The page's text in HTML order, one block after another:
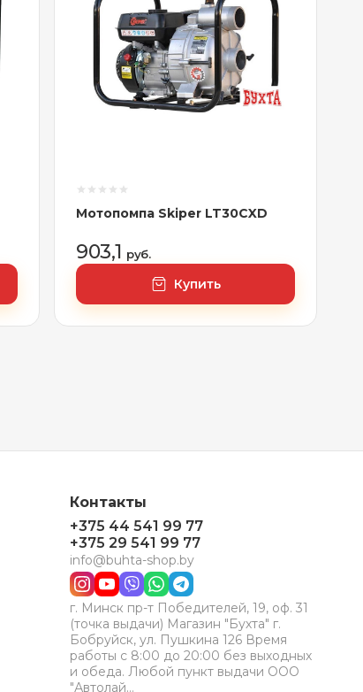
Мотопомпа Skiper LT30CXD
903,1 руб.
Купить
Контакты
+375 44 541 99 77
+375 29 541 99 77
info@buhta-shop.by
г. Минск пр-т Победителей, 19, оф. 31
(точка выдачи) Магазин "Бухта" г.
Бобруйск, ул. Пушкина 126 Время
работы с 8:00 до 20:00 без выходных
и обеда. Любой пункт выдачи ООО
"Автолай…